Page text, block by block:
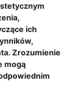
ich
Zrozumienie
mogą